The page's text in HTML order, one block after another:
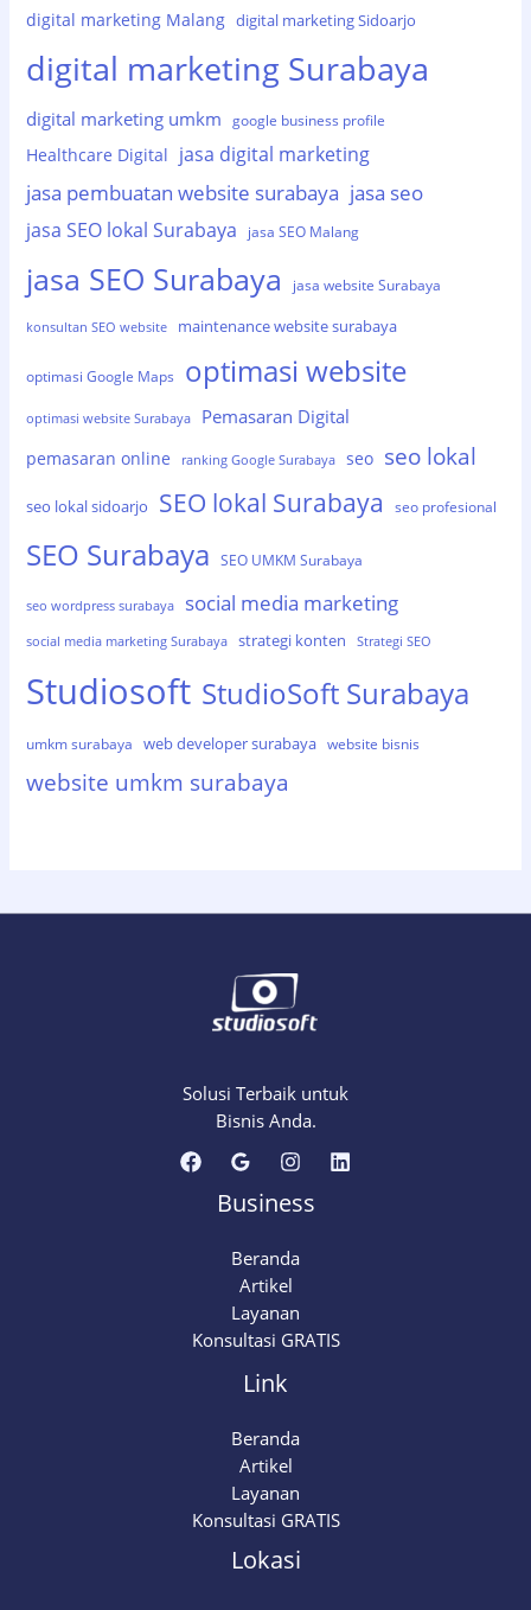
digital marketing Malang digital marketing Sidoarjo
digital marketing Surabaya
digital marketing umkm google business profile
Healthcare Digital jasa digital marketing
jasa pembuatan website surabaya jasa seo
jasa SEO lokal Surabaya jasa SEO Malang
jasa SEO Surabaya jasa website Surabaya
konsultan SEO website maintenance website surabaya
optimasi Google Maps optimasi website
optimasi website Surabaya Pemasaran Digital
pemasaran online ranking Google Surabaya seo seo lokal
seo lokal sidoarjo SEO lokal Surabaya seo profesional
SEO Surabaya SEO UMKM Surabaya
seo wordpress surabaya social media marketing
social media marketing Surabaya strategi konten Strategi SEO
Studiosoft StudioSoft Surabaya
umkm surabaya web developer surabaya website bisnis
website umkm surabaya
Solusi Terbaik untuk
Bisnis Anda.
Business
Beranda
Artikel
Layanan
Konsultasi GRATIS
Link
Beranda
Artikel
Layanan
Konsultasi GRATIS
Lokasi